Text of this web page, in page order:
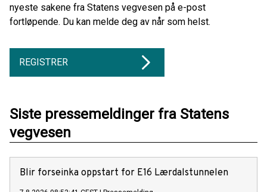
nyeste sakene fra Statens vegvesen på e-post
fortløpende. Du kan melde deg av når som helst.
REGISTRER
Siste pressemeldinger fra Statens
vegvesen
Blir forseinka oppstart for E16 Lærdalstunnelen